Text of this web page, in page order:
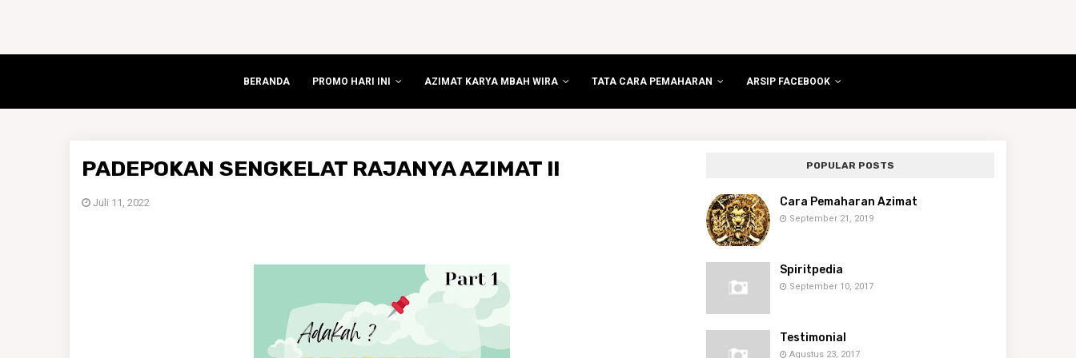
BERANDA PROMO HARI INI AZIMAT KARYA MBAH WIRA TATA CARA PEMAHARAN ARSIP FACEBOOK
PADEPOKAN SENGKELAT RAJANYA AZIMAT !!
Juli 11, 2022
POPULAR POSTS
Cara Pemaharan Azimat
September 21, 2019
Spiritpedia
September 10, 2017
Testimonial
Agustus 23, 2017